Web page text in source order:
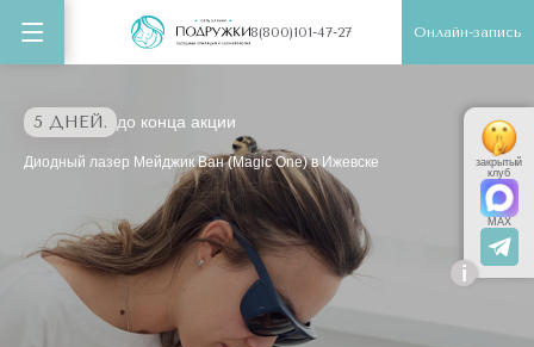
8(800)101-47-27 Онлайн-запись
5 ДНЕЙ. до конца акции
Диодный лазер Мейджик Ван (Magic One) в Ижевске
i
закрытый
клуб
MAX